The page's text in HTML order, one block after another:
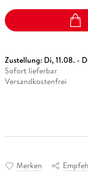
Zustellung: Di, 11.08. -
Sofort lieferbar
Versandkostenfrei
Merken